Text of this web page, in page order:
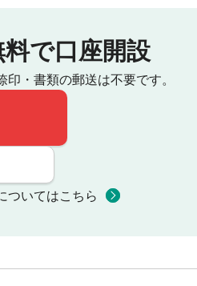
料で口座開設
印・書類の郵送は不要です。
ついてはこちら